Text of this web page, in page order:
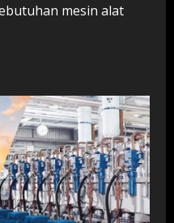
mesin alat